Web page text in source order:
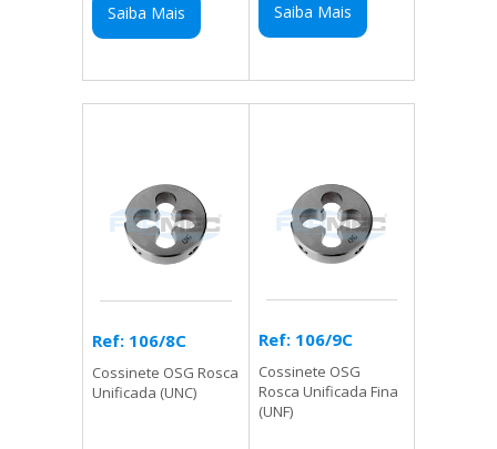
Saiba Mais Saiba Mais
Ref: 106/8C
Cossinete OSG Rosca
Unificada (UNC)
Ref: 106/9C
Cossinete OSG
Rosca Unificada Fina
(UNF)